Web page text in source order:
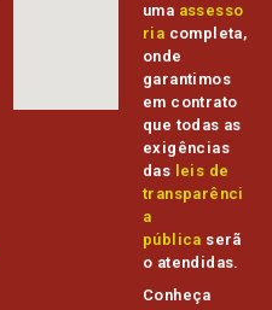
uma assesso
ria completa,
onde
garantimos
em contrato
que todas as
exigências
das leis de
transparênci
a
pública serã
o atendidas.
Conheça